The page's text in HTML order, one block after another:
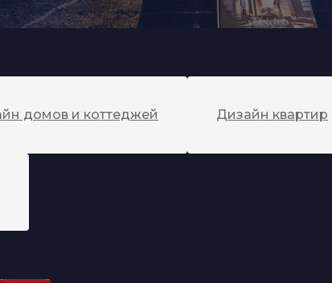
домов и коттеджей Дизайн квартир